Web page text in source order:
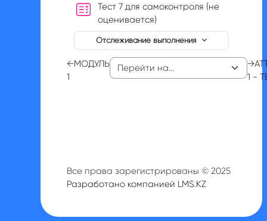
Тест 7 для самоконтроля (не
оценивается)
Отслеживание выполнения
←МОДУЛЬ
1
→
1 -
Все права зарегистрированы © 2025
Разработано компанией LMS.KZ